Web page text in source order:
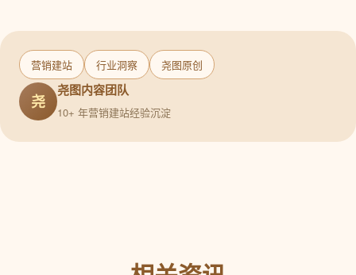
营销建站 行业洞察 尧图原创
尧
尧图内容团队
10+ 年营销建站经验沉淀